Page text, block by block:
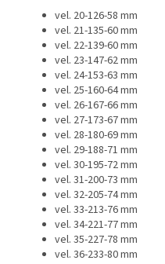
vel. 20-126-58 mm
vel. 21-135-60 mm
vel. 22-139-60 mm
vel. 23-147-62 mm
vel. 24-153-63 mm
vel. 25-160-64 mm
vel. 26-167-66 mm
vel. 27-173-67 mm
vel. 28-180-69 mm
vel. 29-188-71 mm
vel. 30-195-72 mm
vel. 31-200-73 mm
vel. 32-205-74 mm
vel. 33-213-76 mm
vel. 34-221-77 mm
vel. 35-227-78 mm
vel. 36-233-80 mm